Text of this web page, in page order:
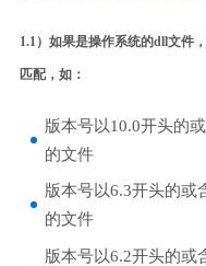
1.1）如果是操作系统的dll文件
匹配，如：
版本号以10.0开头的
的文件
版本号以6.3开头的或
的文件
版本号以6.2开头的或